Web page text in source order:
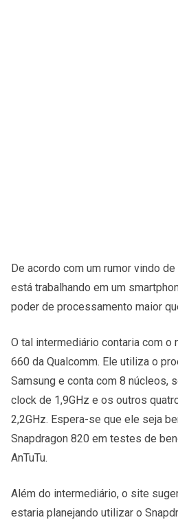
De acordo com um rumor vindo de
está trabalhando em um
poder de processamento maior
O tal intermediário contaria com o
660 da Qualcomm. Ele utiliza o
Samsung e conta com 8 núcleos,
clock de 1,9GHz e os outros
2,2GHz. Espera-se que ele seja
Snapdragon 820 em testes de
AnTuTu.
Além do intermediário, o site
estaria planejando utilizar o